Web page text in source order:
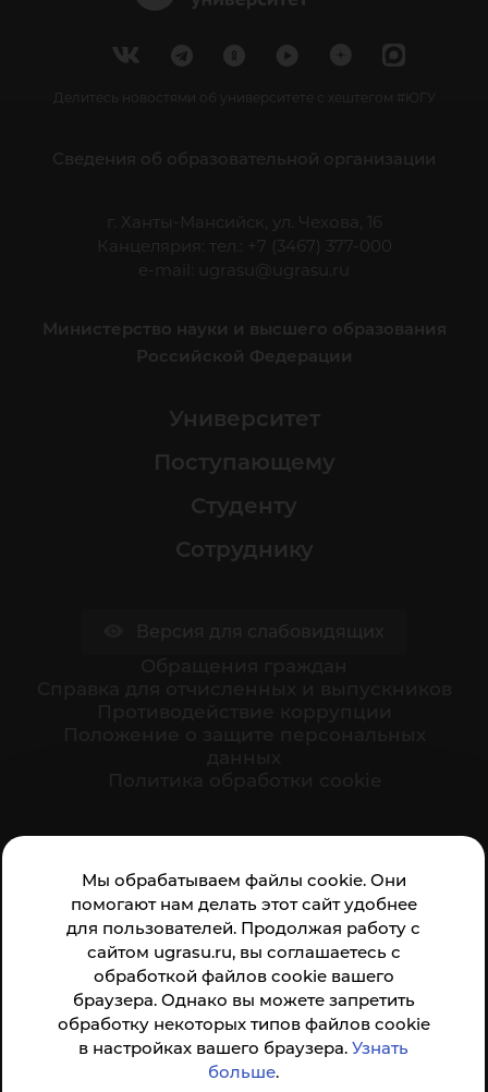
Мы обрабатываем файлы cookie. Они
помогают нам делать этот сайт удобнее
для пользователей. Продолжая работу с
сайтом ugrasu.ru, вы соглашаетесь с
обработкой файлов cookie вашего
браузера. Однако вы можете запретить
обработку некоторых типов файлов cookie
в настройках вашего браузера.Узнать
больше.
Делитесь новостями об университете с хештегом #ЮГУ
Сведения об образовательной организации
г. Ханты-Мансийск, ул. Чехова, 16
Канцелярия: тел.: +7 (3467) 377-000
e-mail:
ugrasu@ugrasu.ru
Министерство науки и высшего образования
Российской Федерации
Университет
Поступающему
Студенту
Сотруднику
организации:
Анкета доступна по QR-коду, а так же по прямой
ссылке